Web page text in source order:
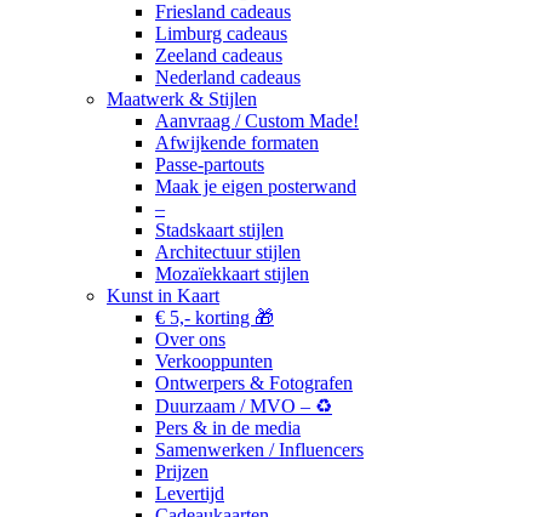
Friesland cadeaus
Limburg cadeaus
Zeeland cadeaus
Nederland cadeaus
Maatwerk & Stijlen
Aanvraag / Custom Made!
Afwijkende formaten
Passe-partouts
Maak je eigen posterwand
–
Stadskaart stijlen
Architectuur stijlen
Mozaïekkaart stijlen
Kunst in Kaart
€ 5,- korting 🎁
Over ons
Verkooppunten
Ontwerpers & Fotografen
Duurzaam / MVO – ♻️
Pers & in de media
Samenwerken / Influencers
Prijzen
Levertijd